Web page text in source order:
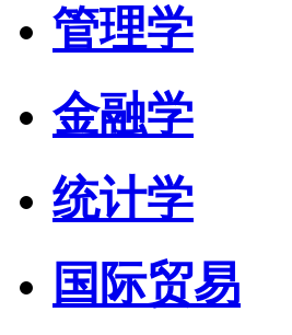
管理学
金融学
统计学
国际贸易